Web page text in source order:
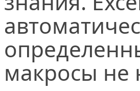
макросы не